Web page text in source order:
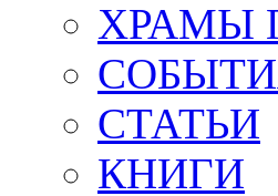
ХРАМЫ
СТАТЬИ
КНИГИ